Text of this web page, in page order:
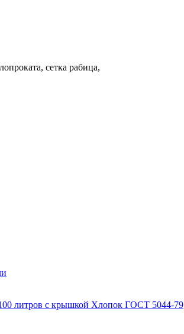
сетка рабица,
литров с крышкой Хлопок ГОСТ 5044-79